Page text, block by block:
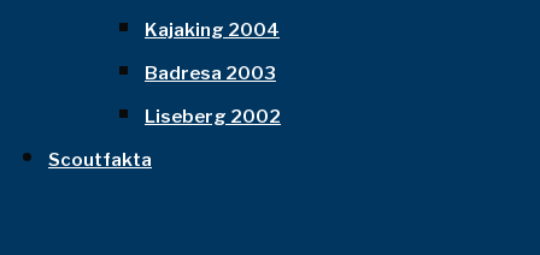
Kajaking 2004
Badresa 2003
Liseberg 2002
Scoutfakta